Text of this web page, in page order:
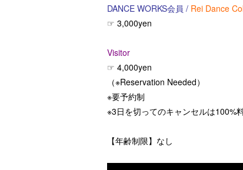
DANCE WORKS会員 / Rei Dance
☞ 3,000yen
Visitor
☞ 4,000yen
（※Reservation Needed）
※要予約制
※3日を切ってのキャンセルは100%
【年齢制限】なし